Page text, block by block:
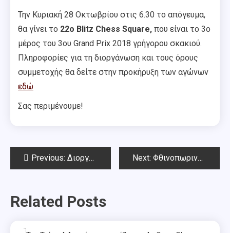
Την Κυριακή 28 Οκτωβρίου στις 6.30 το απόγευμα,
θα γίνει το 22o Blitz Chess Square, που είναι το 3ο
μέρος του 3ου Grand Prix 2018 γρήγορου σκακιού.
Πληροφορίες για τη διοργάνωση και τους όρους
συμμετοχής θα δείτε στην προκήρυξη των αγώνων
εδώ
Σας περιμένουμε!
PostPrevious: Διοργανώσεις Νοεμβρίου 2018 Next: Φθινοπωρινό Όπεν Chess Square 2018 – Αποτελέσματα
Related Posts